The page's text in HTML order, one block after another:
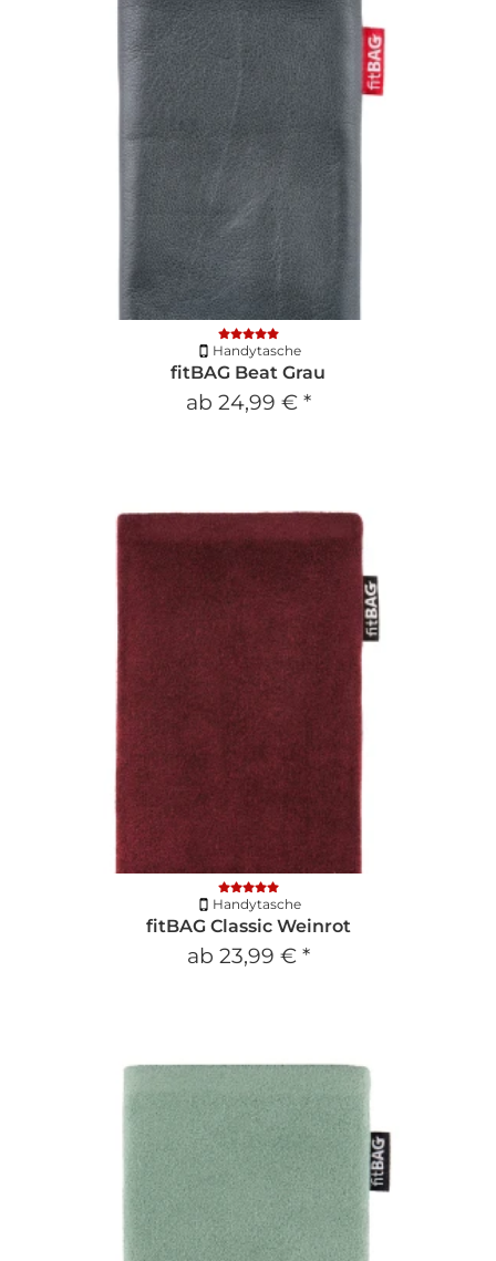
Handytasche
fitBAG Beat Grau
ab 24,99 € *
Handytasche
fitBAG Classic Weinrot
ab 23,99 € *